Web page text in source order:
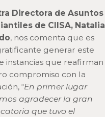
Directora de Asuntos
de CIISA, Natalia
, nos comenta que es
generar este
instancias que reafirman
compromiso con la
“En primer lugar
agradecer la gran
que tuvo el